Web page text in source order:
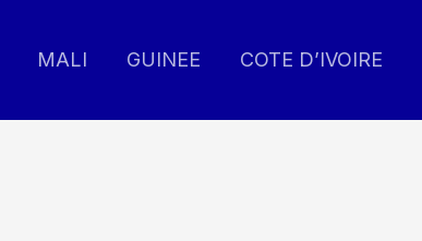
MALI GUINEE COTE D’IVOIRE